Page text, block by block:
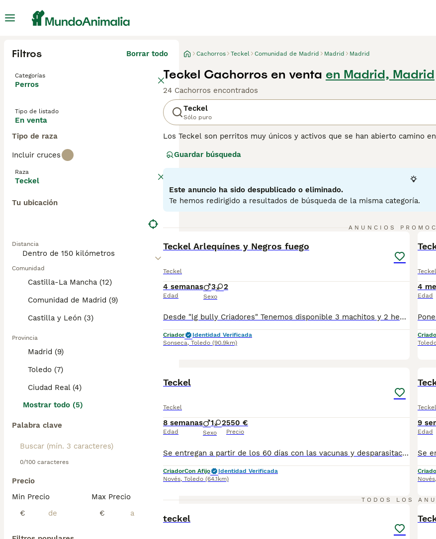
Filtros Borrar todo
Categorías
Perros
Tipo de listado
En venta
Tipo de raza
Incluir cruces
Raza
Teckel
Tu ubicación
Distancia
Comunidad
Castilla-La Mancha (12)
Comunidad de Madrid (9)
Castilla y León (3)
Provincia
Madrid (9)
Toledo (7)
Ciudad Real (4)
Mostrar todo (5)
Palabra clave
0/100 caracteres
Precio
Min Precio
€
Max Precio
€
Cachorros Teckel Comunidad de Madrid Madrid Madrid
Teckel Cachorros en venta en Madrid, Madrid
24 Cachorros encontrados
Teckel
Sólo puro
Los Teckel son perritos muy únicos y activos que se han abierto camino
jugando y descubriendo el mundo y felizmente hará tanto ejercicio como
restreando y olfateando, pero son igual de felices acurrucándose junto a
inteligentes y leales y les encanta ser parte de un hogar.
Lee nuestra página de consejos de compra de Teckelpara obtener
Guardar búsqueda
Este anuncio ha sido despublicado o eliminado.
Te hemos redirigido a resultados de búsqueda de la misma categoría.
ANUNCIOS
Teckel Arlequínes y Negros fuego
Teckel
4 semanas
Edad
3 2
Sexo
Desde "lg bully Criadores" Tenemos disponible 3 machitos y 2 hembras de Teckel Económico. ♂️ 3 Machitos ♀️ 2 Hembras Se entregan con: 🔹Chip 🔹Garantía Sanitaria 🔹Contrato 🔹Vacuna y Desparasitados según edad 📍Sonseca (Toledo) 📍Tlf:652190089 y 652189965 NO DUDES EN PREGUNTAR
Criador
Identidad Verificada
Sonseca, Toledo (90.9km)
Teckel
4
Edad
Teckel
Teckel
8 semanas
Edad
1 2
Sexo
550 €
Precio
Se entregan a partir de los 60 días con las vacunas y desparasitaciones correspondiente a su edad Las fotos no corresponde con los cachorros llámenos y le mandamos las actuales Escribanos al 698979889
CriadorCon Afijo
Identidad Verificada
Novés, Toledo (64.1km)
Teckel
9
Edad
Novés,
TODOS LOS
teckel